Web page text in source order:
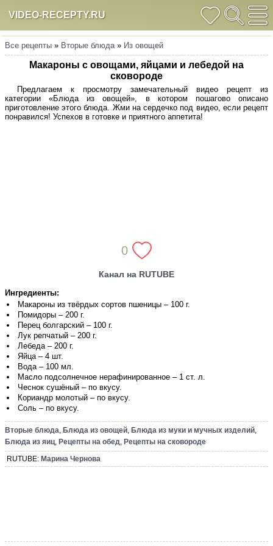
VIDEO-RECEPTY.RU
Все рецепты » Вторые блюда» Из овощей
Макароны с овощами, яйцами и лебедой на
сковороде
Предлагаем к просмотру замечательный видео рецепт из
категории «Блюда из овощей», в котором пошагово описано
приготовление этого блюда. Жми на сердечко под видео, если рецепт
понравился! Успехов в готовке и приятного аппетита!
0
Канал на RUTUBE
Ингредиенты:
Макароны из твёрдых сортов пшеницы – 100 г.
Помидоры – 200 г.
Перец болгарский – 100 г.
Лук репчатый – 200 г.
Лебеда – 200 г.
Яйца – 4 шт.
Вода – 100 мл.
Масло подсолнечное нерафинированное – 1 ст. л.
Чеснок сушёный – по вкусу.
Кориандр молотый – по вкусу.
Соль – по вкусу.
Вторые блюда, Блюда из овощей, Блюда из муки и мучных изделий,
Блюда из яиц, Рецепты на обед, Рецепты на сковороде
RUTUBE: Марина Чернова